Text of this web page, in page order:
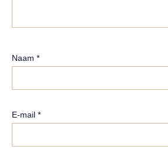
Naam *
E-mail *